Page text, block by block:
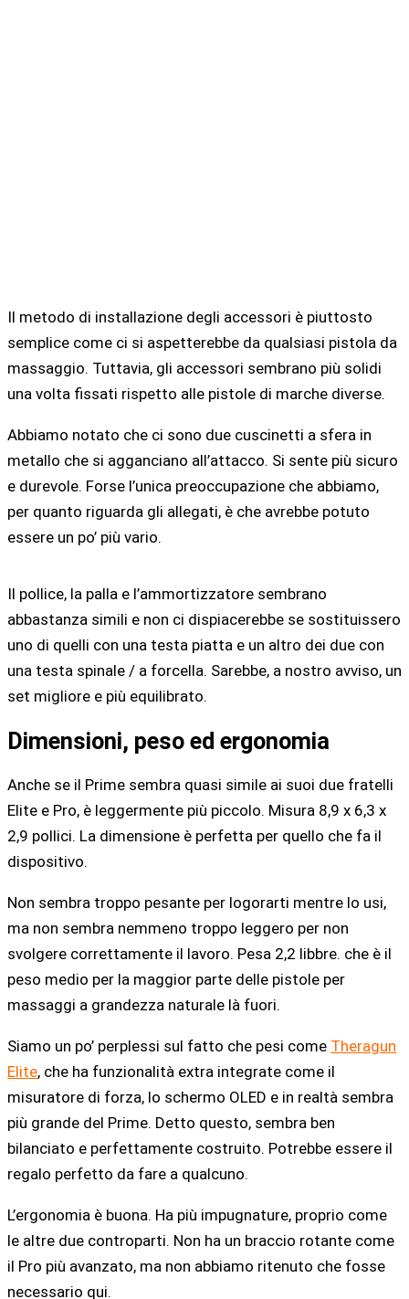
Il metodo di installazione degli accessori è piuttosto
semplice come ci si aspetterebbe da qualsiasi pistola da
massaggio. Tuttavia, gli accessori sembrano più solidi
una volta fissati rispetto alle pistole di marche diverse.
Abbiamo notato che ci sono due cuscinetti a sfera in
metallo che si agganciano all’attacco. Si sente più sicuro
e durevole. Forse l’unica preoccupazione che abbiamo,
per quanto riguarda gli allegati, è che avrebbe potuto
essere un po’ più vario.
Il pollice, la palla e l’ammortizzatore sembrano
abbastanza simili e non ci dispiacerebbe se sostituissero
uno di quelli con una testa piatta e un altro dei due con
una testa spinale / a forcella. Sarebbe, a nostro avviso, un
set migliore e più equilibrato.
Dimensioni, peso ed ergonomia
Anche se il Prime sembra quasi simile ai suoi due fratelli
Elite e Pro, è leggermente più piccolo. Misura 8,9 x 6,3 x
2,9 pollici. La dimensione è perfetta per quello che fa il
dispositivo.
Non sembra troppo pesante per logorarti mentre lo usi,
ma non sembra nemmeno troppo leggero per non
svolgere correttamente il lavoro. Pesa 2,2 libbre. che è il
peso medio per la maggior parte delle pistole per
massaggi a grandezza naturale là fuori.
Siamo un po’ perplessi sul fatto che pesi come Theragun
Elite, che ha funzionalità extra integrate come il
misuratore di forza, lo schermo OLED e in realtà sembra
più grande del Prime. Detto questo, sembra ben
bilanciato e perfettamente costruito. Potrebbe essere il
regalo perfetto da fare a qualcuno.
L’ergonomia è buona. Ha più impugnature, proprio come
le altre due controparti. Non ha un braccio rotante come
il Pro più avanzato, ma non abbiamo ritenuto che fosse
necessario qui.